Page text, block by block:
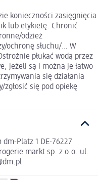
konieczności zasięgnięcia
lub etykietę. Chronić
odzież
ochronę słuchu/… W
płukać wodą przez
jeżeli są i można je łatwo
się działania
się pod opiekę
Platz 1 DE-76227
markt sp. z o.o. ul.